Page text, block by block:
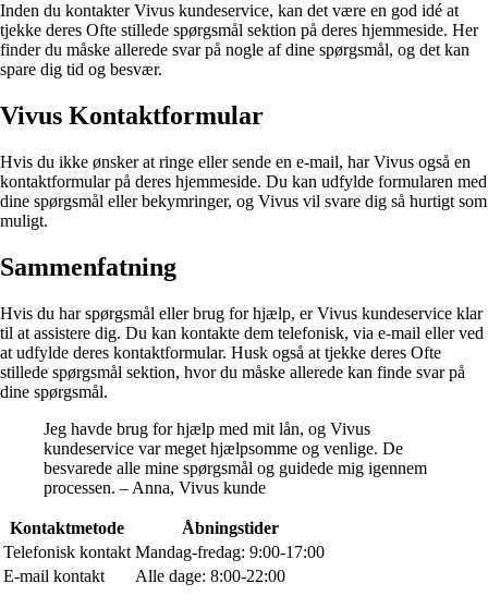
Inden du kontakter Vivus kundeservice, kan det være en god idé at
tjekke deres Ofte stillede spørgsmål sektion på deres hjemmeside. Her
finder du måske allerede svar på nogle af dine spørgsmål, og det kan
spare dig tid og besvær.
Vivus Kontaktformular
Hvis du ikke ønsker at ringe eller sende en e-mail, har Vivus også en
kontaktformular på deres hjemmeside. Du kan udfylde formularen med
dine spørgsmål eller bekymringer, og Vivus vil svare dig så hurtigt som
muligt.
Sammenfatning
Hvis du har spørgsmål eller brug for hjælp, er Vivus kundeservice klar
til at assistere dig. Du kan kontakte dem telefonisk, via e-mail eller ved
at udfylde deres kontaktformular. Husk også at tjekke deres Ofte
stillede spørgsmål sektion, hvor du måske allerede kan finde svar på
dine spørgsmål.
Jeg havde brug for hjælp med mit lån, og Vivus
kundeservice var meget hjælpsomme og venlige. De
besvarede alle mine spørgsmål og guidede mig igennem
processen. – Anna, Vivus kunde
Kontaktmetode
Åbningstider
Telefonisk kontakt Mandag-fredag: 9:00-17:00
E-mail kontakt
Alle dage: 8:00-22:00